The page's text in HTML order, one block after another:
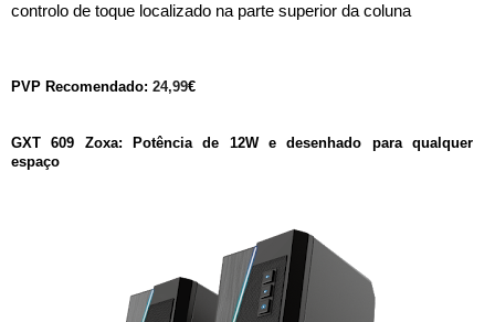
controlo de toque localizado na parte superior da coluna
PVP Recomendado: 24,99€
GXT 609 Zoxa: Potência de 12W e desenhado para qualquer
espaço